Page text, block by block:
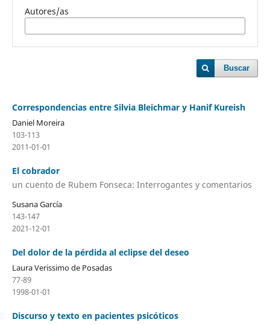
Autores/as
Buscar
Correspondencias entre Silvia Bleichmar y Hanif Kureish
Daniel Moreira
103-113
2011-01-01
El cobrador
un cuento de Rubem Fonseca: Interrogantes y comentarios
Susana García
143-147
2021-12-01
Del dolor de la pérdida al eclipse del deseo
Laura Verissimo de Posadas
77-89
1998-01-01
Discurso y texto en pacientes psicóticos